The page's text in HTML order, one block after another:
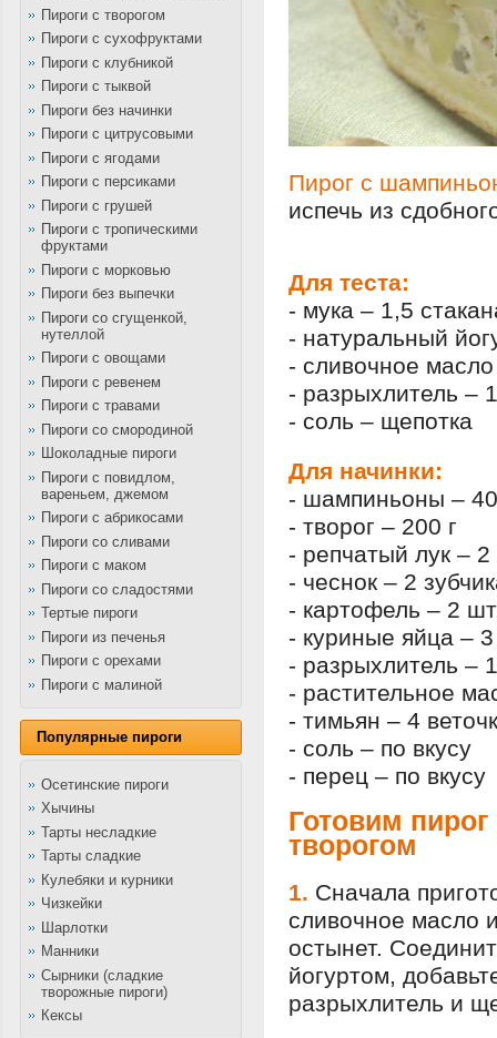
Пироги с творогом
Пироги с сухофруктами
Пироги с клубникой
Пироги с тыквой
Пироги без начинки
Пироги с цитрусовыми
Пироги с ягодами
Пироги с персиками
Пироги с грушей
Пироги с тропическими
фруктами
Пироги с морковью
Пироги без выпечки
Пироги со сгущенкой,
нутеллой
Пироги с овощами
Пироги с ревенем
Пироги с травами
Пироги со смородиной
Шоколадные пироги
Пироги с повидлом,
вареньем, джемом
Пироги с абрикосами
Пироги со сливами
Пироги с маком
Пироги со сладостями
Тертые пироги
Пироги из печенья
Пироги с орехами
Пироги с малиной
Популярные пироги
Осетинские пироги
Хычины
Тарты несладкие
Тарты сладкие
Кулебяки и курники
Чизкейки
Шарлотки
Манники
Сырники (сладкие
творожные пироги)
Кексы
Пирог с
испечь из
Для теста:
- мука – 1,5
- натуральный
- сливочное
- разрыхлитель –
- соль – щепотка
Для начинки:
- шампиньоны –
- творог – 200 г
- репчатый лук –
- чеснок – 2
- картофель – 2
- куриные яйца –
- разрыхлитель –
- растительное
- тимьян – 4
- соль – по вкусу
- перец – по вкусу
Готовим
творогом
1. Сначала
сливочное масло
остынет.
йогуртом,
разрыхлитель и